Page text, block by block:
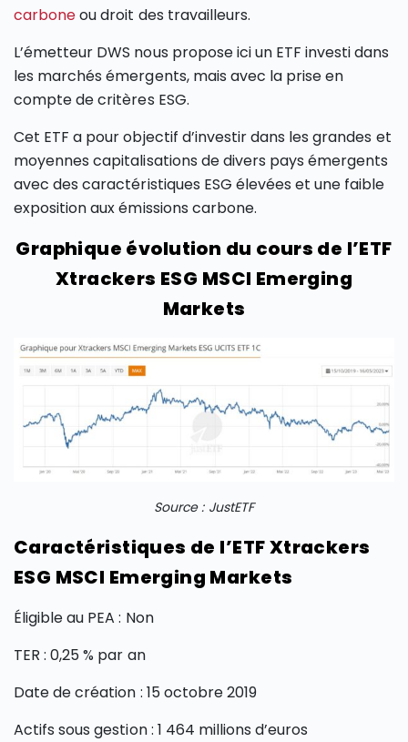
carboneou droit des travailleurs.
L’émetteur DWS nous propose ici un ETF investi dans
les marchés émergents, mais avec la prise en
compte de critères ESG.
Cet ETF a pour objectif d’investir dans les grandes et
moyennes capitalisations de divers pays émergents
avec des caractéristiques ESG élevées et une faible
exposition aux émissions carbone.
Graphique évolution du cours de l’ETF
Xtrackers ESG MSCI Emerging
Markets
Source : JustETF
Caractéristiques de l’ETF Xtrackers
ESG MSCI Emerging Markets
Éligible au PEA : Non
TER : 0,25 % par an
Date de création : 15 octobre 2019
Actifs sous gestion : 1 464 millions d’euros